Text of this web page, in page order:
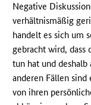
Negative
verhältnismäßig
handelt es sich um
gebracht wird, dass
tun hat und
anderen Fällen
von ihren